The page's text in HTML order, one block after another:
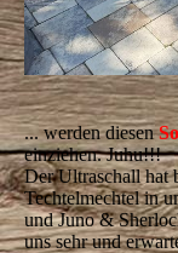
... werden diesen
einziehen. Juhu!!!
Der Ultraschall hat
Techtelmechtel in
und Juno &
uns sehr und